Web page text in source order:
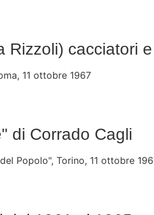
Rizzoli) cacciatori
11 ottobre 1967
di Corrado Cagli
Popolo", Torino, 11 ottobre